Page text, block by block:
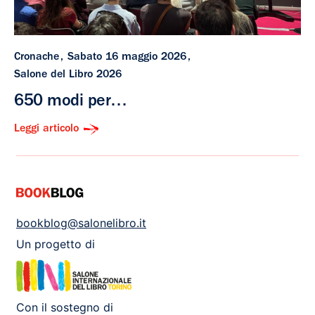
Cronache
Sabato 16 maggio 2026
Salone del Libro 2026
650 modi per…
Leggi articolo
bookblog@salonelibro.it
Un progetto di
Con il sostegno di